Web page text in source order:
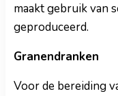
maakt gebruik van
geproduceerd.
Granendranken
Voor de bereiding